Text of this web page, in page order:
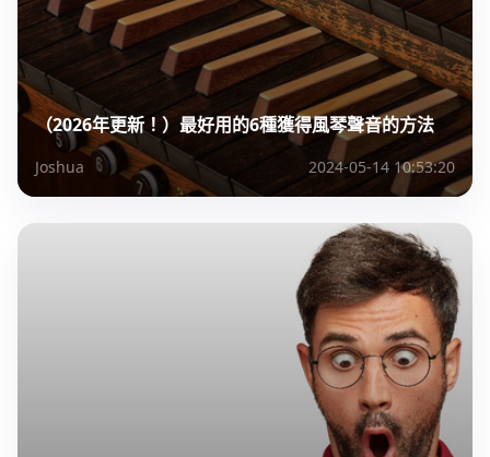
（2026年更新！）最好用的6種獲得風琴聲音的方法
Joshua 2024-05-14 10:53:20